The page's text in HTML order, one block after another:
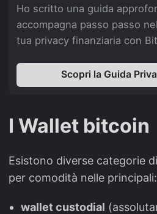
Ho scritto una guida
accompagna passo passo
tua privacy finanziaria con
Scopri la Guida
I Wallet bitcoin
Esistono diverse categorie
per comodità nelle principali:
wallet custodial